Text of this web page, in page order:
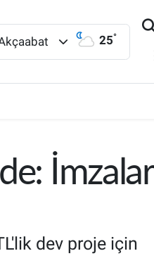
25°
İmzalar
dev proje için